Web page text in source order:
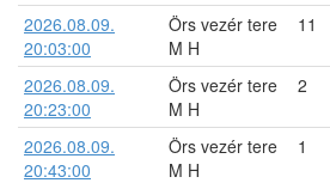
2026.08.09.
20:03:00
Örs vezér tere
M H
11
2026.08.09.
20:23:00
Örs vezér tere
M H
2
2026.08.09.
20:43:00
Örs vezér tere
M H
1